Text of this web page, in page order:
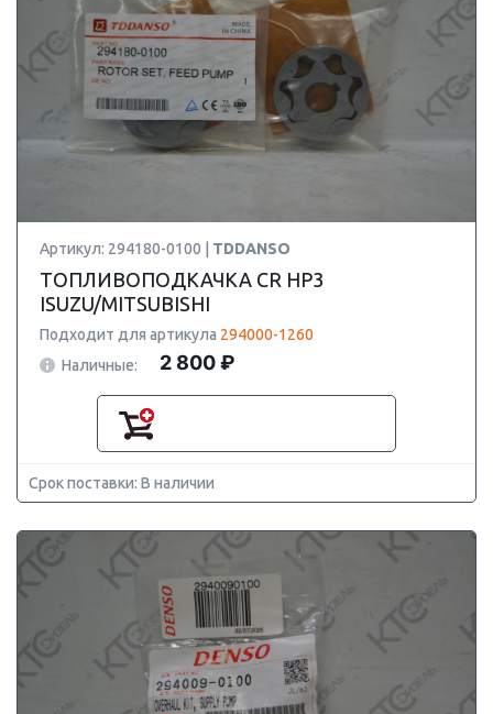
Артикул: 294180-0100 | TDDANSO
ТОПЛИВОПОДКАЧКА CR HP3
ISUZU/MITSUBISHI
Подходит для артикула 294000-1260
Наличные:
2 800 ₽
Срок поставки: В наличии